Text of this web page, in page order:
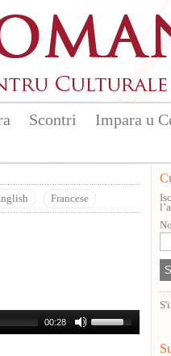
Scontri Impara u
Francese
00:28